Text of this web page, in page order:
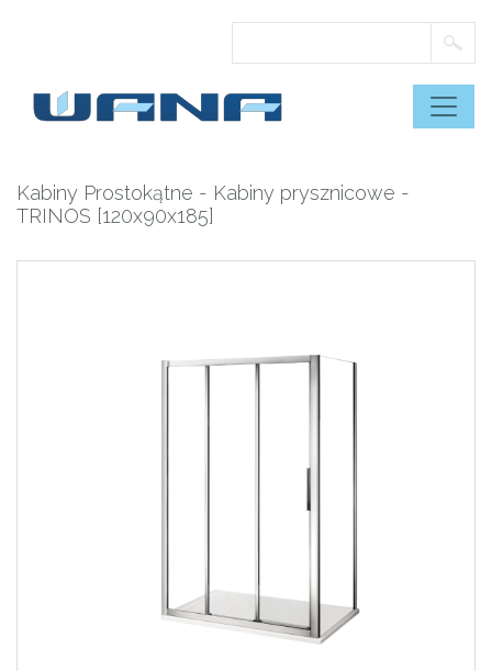
Kabiny Prostokątne - Kabiny prysznicowe -
TRINOS [120x90x185]